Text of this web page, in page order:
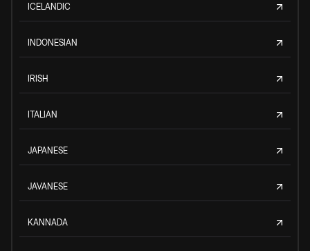
ICELANDIC
INDONESIAN
IRISH
ITALIAN
JAPANESE
JAVANESE
KANNADA